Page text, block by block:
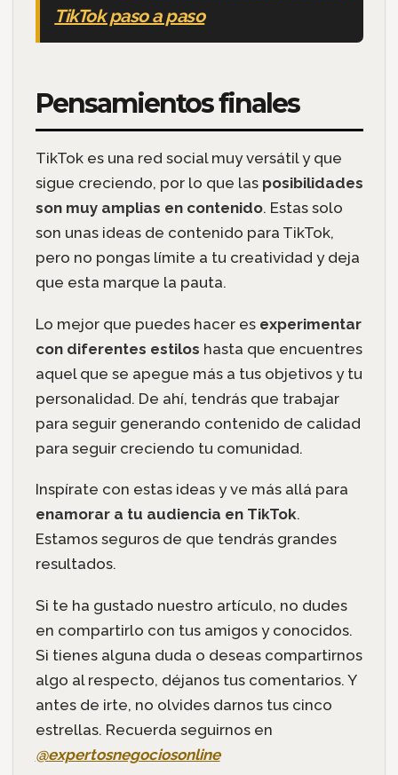
TikTok paso a paso
Pensamientos finales
TikTok es una red social muy versátil y que
sigue creciendo, por lo que las posibilidades
son muy amplias en contenido. Estas solo
son unas ideas de contenido para TikTok,
pero no pongas límite a tu creatividad y deja
que esta marque la pauta.
Lo mejor que puedes hacer es experimentar
con diferentes estilos hasta que encuentres
aquel que se apegue más a tus objetivos y tu
personalidad. De ahí, tendrás que trabajar
para seguir generando contenido de calidad
para seguir creciendo tu comunidad.
Inspírate con estas ideas y ve más allá para
enamorar a tu audiencia en TikTok.
Estamos seguros de que tendrás grandes
resultados.
Si te ha gustado nuestro artículo, no dudes
en compartirlo con tus amigos y conocidos.
Si tienes alguna duda o deseas compartirnos
algo al respecto, déjanos tus comentarios. Y
antes de irte, no olvides darnos tus cinco
estrellas. Recuerda seguirnos en
@expertosnegociosonline